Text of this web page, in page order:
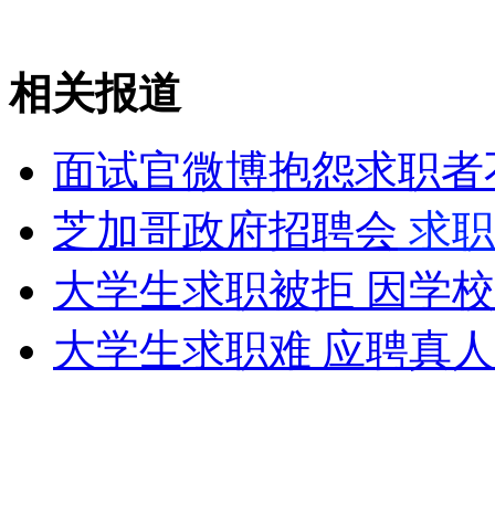
山西运城恶犬咬伤多人 警民合力深夜将其击毙
无痛分娩是否安全 医生回应
外交部：反对强权政治霸凌主义
相关报道
面试官微博抱怨求职
芝加哥政府招聘会 求职
大学生求职被拒 因学
大学生求职难 应聘真